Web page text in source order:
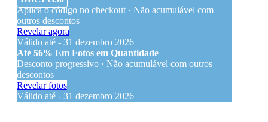
Aplica o código no checkout · Não acumulável com
outros descontos
Revelar agora
Válido até - 31 dezembro 2026
Até 56% Em Fotos em Quantidade
Desconto progressivo · Não acumulável com outros
descontos
Revelar fotos
Válido até - 31 dezembro 2026